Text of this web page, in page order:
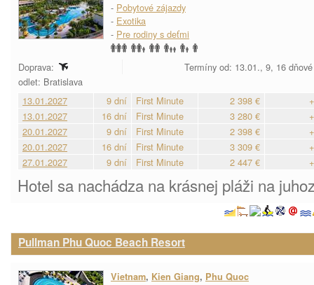
- Pobytové zájazdy
- Exotika
- Pre rodiny s deťmi
Doprava:
Termíny od: 13.01., 9, 16 dňové
odlet: Bratislava
13.01.2027
9 dní First Minute 2 398 €
13.01.2027
16 dní First Minute 3 280 €
20.01.2027
9 dní First Minute 2 398 €
20.01.2027
16 dní First Minute 3 309 €
27.01.2027
9 dní First Minute 2 447 €
Hotel sa nachádza na krásnej pláži na
Pullman Phu Quoc Beach Resort
Vietnam, Kien Giang, Phu Quoc